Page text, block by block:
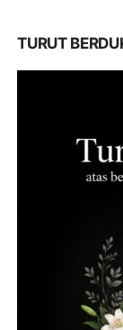
TURUT